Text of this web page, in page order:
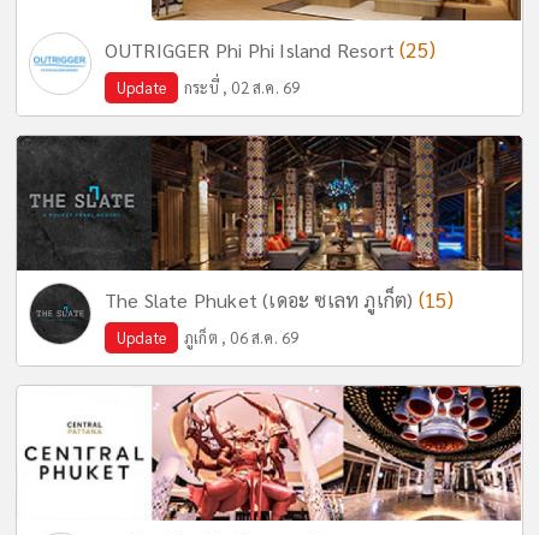
OUTRIGGER Phi Phi Island Resort(25)
Update กระบี่ , 02 ส.ค. 69
The Slate Phuket (เดอะ ซเลท ภูเก็ต) (15)
Update ภูเก็ต , 06 ส.ค. 69